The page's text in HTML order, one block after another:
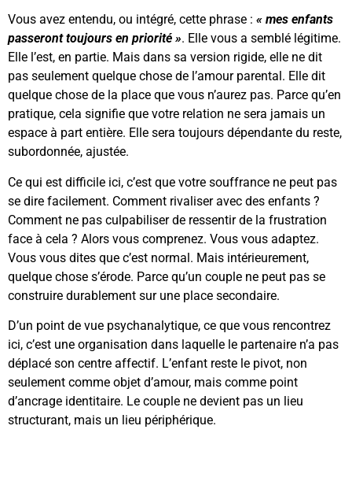
Vous avez entendu, ou intégré, cette phrase : « mes enfants
passeront toujours en priorité ». Elle vous a semblé légitime.
Elle l’est, en partie. Mais dans sa version rigide, elle ne dit
pas seulement quelque chose de l’amour parental. Elle dit
quelque chose de la place que vous n’aurez pas. Parce qu’en
pratique, cela signifie que votre relation ne sera jamais un
espace à part entière. Elle sera toujours dépendante du reste,
subordonnée, ajustée.
Ce qui est difficile ici, c’est que votre souffrance ne peut pas
se dire facilement. Comment rivaliser avec des enfants ?
Comment ne pas culpabiliser de ressentir de la frustration
face à cela ? Alors vous comprenez. Vous vous adaptez.
Vous vous dites que c’est normal. Mais intérieurement,
quelque chose s’érode. Parce qu’un couple ne peut pas se
construire durablement sur une place secondaire.
D’un point de vue psychanalytique, ce que vous rencontrez
ici, c’est une organisation dans laquelle le partenaire n’a pas
déplacé son centre affectif. L’enfant reste le pivot, non
seulement comme objet d’amour, mais comme point
d’ancrage identitaire. Le couple ne devient pas un lieu
structurant, mais un lieu périphérique.